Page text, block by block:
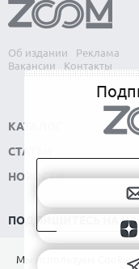
Об издании
Реклама
Вакансии
Контакты
КАТАЛОГ
СТАТЬИ
НОВОСТИ
ПОДПИШИТЕСЬ НА НАС
РАССЫЛКА
Мы используем Сookies